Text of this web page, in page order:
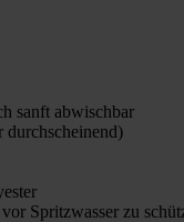
sanft abwischbar
durchscheinend)
Spritzwasser zu